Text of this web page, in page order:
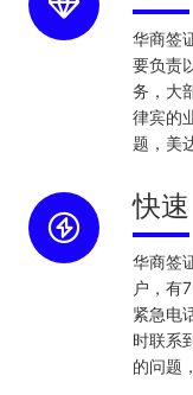
华商签
要负责
务，大
律宾的
题，美
快速
华商签
户，有
紧急电
时联系
的问题